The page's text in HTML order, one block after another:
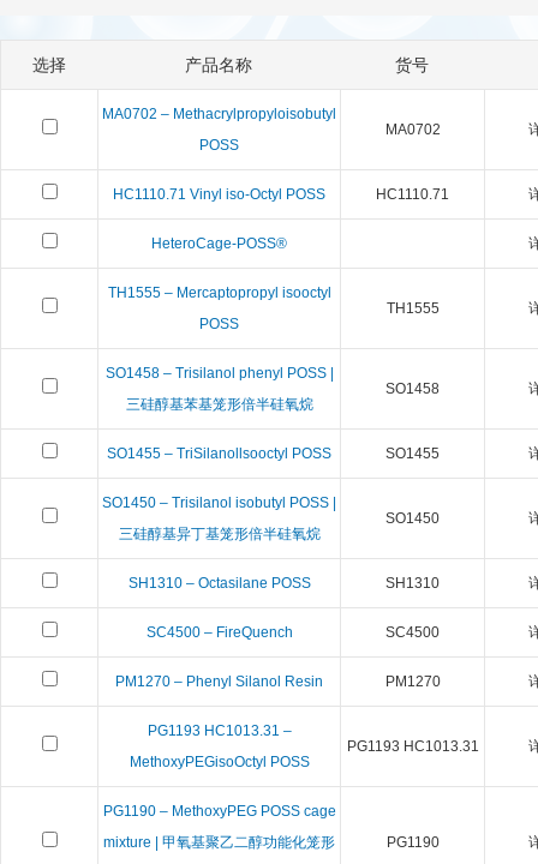
Biotez Berlin Diametra
Berry & Associates Zedira
LGC Maine Standards Biolife
选择 产品名称 货号
MA0702 – Methacrylpropyloisobutyl
POSS
MA0702
HC1110.71 Vinyl iso-Octyl POSS HC1110.71
HeteroCage-POSS®
TH1555 – Mercaptopropyl isooctyl
POSS
TH1555
SO1458 – Trisilanol phenyl POSS |
三硅醇基苯基笼形倍半硅氧烷
SO1458
SO1455 – TriSilanollsooctyl POSS SO1455
SO1450 – Trisilanol isobutyl POSS |
三硅醇基异丁基笼形倍半硅氧烷
SO1450
SH1310 – Octasilane POSS SH1310
SC4500 – FireQuench SC4500
PM1270 – Phenyl Silanol Resin PM1270
PG1193 HC1013.31 –
MethoxyPEGisoOctyl POSS
PG1193 HC1013.31
PG1190 – MethoxyPEG POSS cage
mixture | 甲氧基聚乙二醇功能化笼形
PG1190